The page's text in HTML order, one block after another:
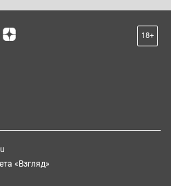
18+
«Взгляд»